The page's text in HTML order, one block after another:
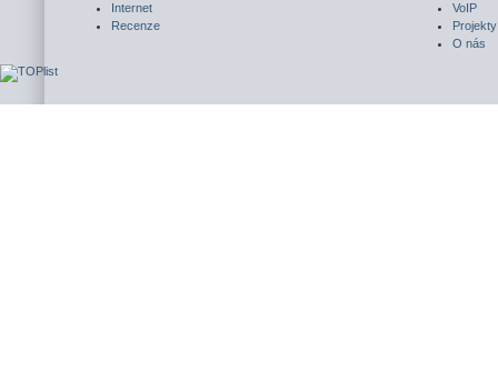
Internet
Recenze
VoIP
Projekty
O nás